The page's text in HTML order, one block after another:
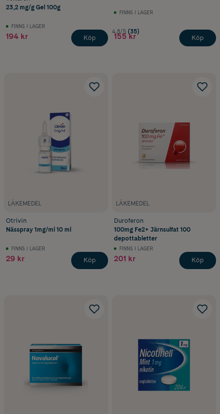
23,2 mg/g Gel 100g
FINNS I LAGER
194 kr Köp
FINNS I LAGER
4.8/5 (35)
155 kr Köp
LÄKEMEDEL
Otrivin
Nässpray 1mg/ml 10 ml
FINNS I LAGER
29 kr Köp
LÄKEMEDEL
Duroferon
100mg Fe2+ Järnsulfat 100
depottabletter
FINNS I LAGER
201 kr Köp